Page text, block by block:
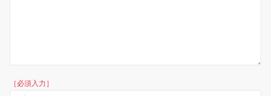
［必須入力］